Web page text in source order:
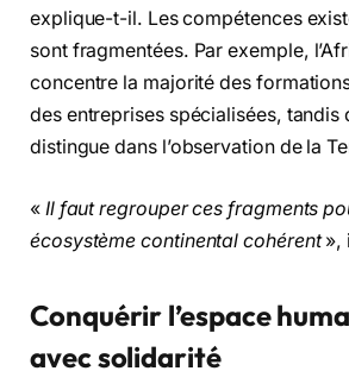
explique-t-il. Les compétences
sont fragmentées. Par exemple,
concentre la majorité des
des entreprises spécialisées, tandis
distingue dans l’observation de la
« Il faut regrouper ces fragments
écosystème continental cohérent»,
Conquérir l’espace
avec solidarité